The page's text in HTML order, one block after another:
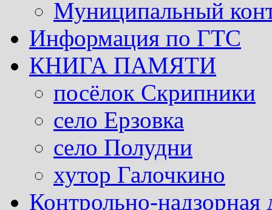
Муниципальный
Информация по ГТС
КНИГА ПАМЯТИ
посёлок Скрипники
село Ерзовка
село Полудни
хутор Галочкино
Контрольно-надзорная